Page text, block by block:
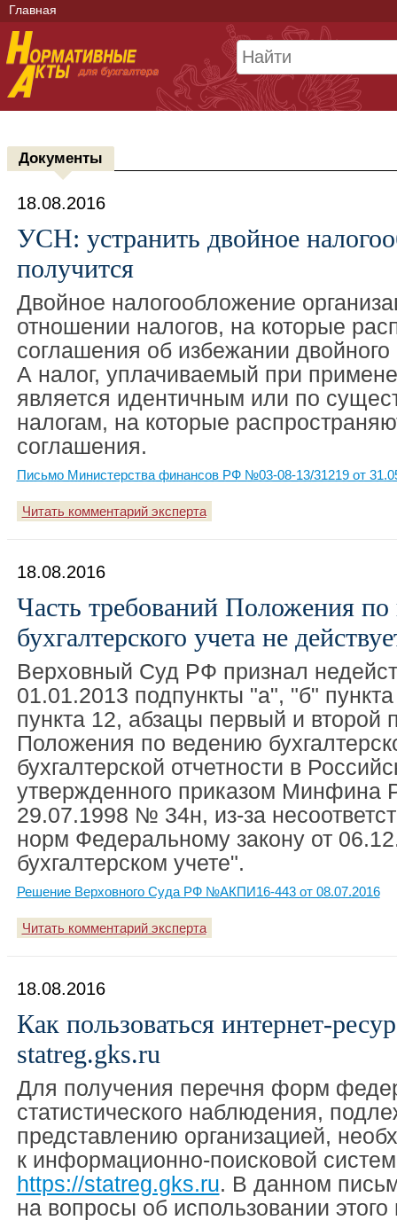
Главная
Документы
18.08.2016
УСН: устранить двойное
получится
Двойное налогообложение
отношении налогов, на которые
соглашения об избежании
А налог, уплачиваемый при
является идентичным или по
налогам, на которые
соглашения.
Письмо Министерства финансов РФ №03-08-13/31219 от
Читать комментарий эксперта
18.08.2016
Часть требований Положения
бухгалтерского учета не
Верховный Суд РФ признал
01.01.2013 подпункты "а", "б"
пункта 12, абзацы первый и второй
Положения по ведению
бухгалтерской отчетности в
утвержденного приказом Минфина
29.07.1998 № 34н, из-за
норм Федеральному закону от
бухгалтерском учете".
Решение Верховного Суда РФ №АКПИ16-443 от 08.07.2016
Читать комментарий эксперта
18.08.2016
Как пользоваться интернет-
statreg.gks.ru
Для получения перечня форм
статистического наблюдения,
представлению организацией,
к информационно-поисковой
https://statreg.gks.ru. В данном
на вопросы об использовании этого